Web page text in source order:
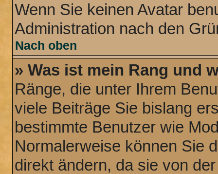
Wenn Sie keinen Avatar
Administration nach den
Nach oben
» Was ist mein Rang und
Ränge, die unter Ihrem
viele Beiträge Sie bislang
bestimmte Benutzer wie
Normalerweise können Sie
direkt ändern, da sie von